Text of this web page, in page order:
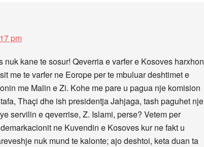
pm
nuk kane te sosur! Qeverria e varfer e Kosoves harxhon
me te varfer ne Eorope per te mbuluar deshtimet e
me Malin e Zi. Kohe me pare u pagua nje komision
Thaçi dhe ish presidentja Jahjaga, tash paguhet nje
servilin e qeverrise, Z. Islami, perse? Vetem per
ne Kuvendin e Kosoves kur ne fakt u
nuk mund te kalonte; ajo deshtoi, keta duan ta